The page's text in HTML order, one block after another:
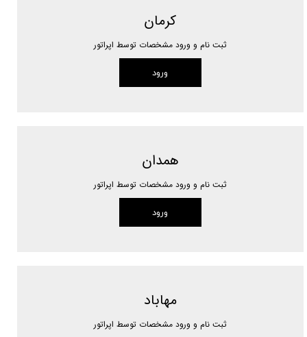
کرمان
ثبت نام و ورود مشخصات توسط اپراتور
ورود
همدان
ثبت نام و ورود مشخصات توسط اپراتور
ورود
مهاباد
ثبت نام و ورود مشخصات توسط اپراتور